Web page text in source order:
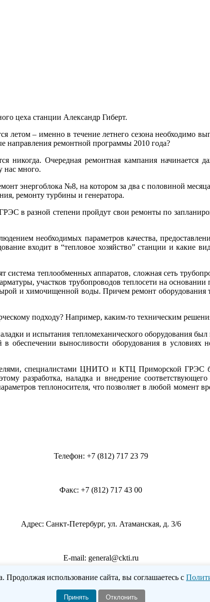
цеха станции Александр Гиберт.
летом – именно в течение летнего сезона необходимо
направления ремонтной программы 2010 года?
никогда. Очередная ремонтная кампания начинается
нас много.
энергоблока №8, на котором за два с половиной
ремонту турбины и генератора.
в разной степени пройдут свои ремонты по
необходимых параметров качества,
входит в “тепловое хозяйство” станции и какие
теплообменных аппаратов, сложная сеть
участков трубопроводов теплосети на
и химочищенной воды. Причем ремонт оборудования
подходу? Например, каким-то техническим
и испытания тепломеханического оборудования
обеспечении выносливости оборудования в
специалистами ЦНИТО и КТЦ Приморской ГРЭС
разработка, наладка и внедрение
теплоносителя, что позволяет в любой момент
Телефон: +7 (812) 717 23 79
Факс: +7 (812) 717 43 00
Адрес: Санкт-Петербург, ул. Атаманская, д. 3/6
E-mail: general@ckti.ru
© 2026 ОАО «НПО ЦКТИ»
использование сайта, вы соглашаетесь с
Принять Отклонить